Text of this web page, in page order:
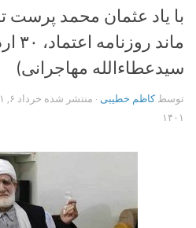
با یاد عثمان محمد
سیدعطاءالله مهاجرانی)
توسطکاظم خطیبی · منتشر شده خرداد ۶, ۱۴۰۱
۱۴۰۱